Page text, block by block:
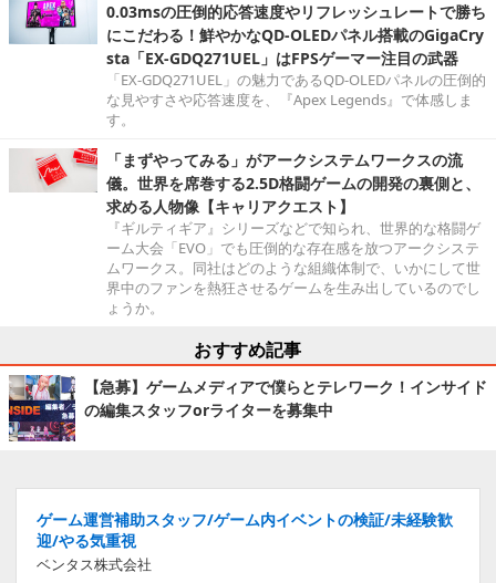
0.03msの圧倒的応答速度やリフレッシュレートで勝ち
にこだわる！鮮やかなQD-OLEDパネル搭載のGigaCry
sta「EX-GDQ271UEL」はFPSゲーマー注目の武器
「EX-GDQ271UEL」の魅力であるQD-OLEDパネルの圧倒的
な見やすさや応答速度を、『Apex Legends』で体感しま
す。
「まずやってみる」がアークシステムワークスの流
儀。世界を席巻する2.5D格闘ゲームの開発の裏側と、
求める人物像【キャリアクエスト】
『ギルティギア』シリーズなどで知られ、世界的な格闘ゲ
ーム大会「EVO」でも圧倒的な存在感を放つアークシステ
ムワークス。同社はどのような組織体制で、いかにして世
界中のファンを熱狂させるゲームを生み出しているのでし
ょうか。
おすすめ記事
【急募】ゲームメディアで僕らとテレワーク！インサイド
の編集スタッフorライターを募集中
ゲーム運営補助スタッフ/ゲーム内イベントの検証/未経験歓
迎/やる気重視
ベンタス株式会社